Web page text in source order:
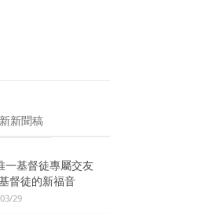
新聞稿
一基督徒專屬交友
督徒的新福音
29